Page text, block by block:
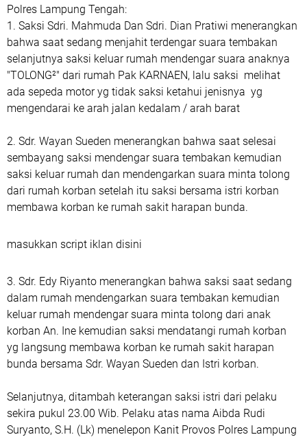
Polres Lampung Tengah:
1. Saksi Sdri. Mahmuda Dan Sdri. Dian Pratiwi menerangkan
bahwa saat sedang menjahit terdengar suara tembakan
selanjutnya saksi keluar rumah mendengar suara anaknya
"TOLONG²" dari rumah Pak KARNAEN, lalu saksi melihat
ada sepeda motor yg tidak saksi ketahui jenisnya yg
mengendarai ke arah jalan kedalam / arah barat
2. Sdr. Wayan Sueden menerangkan bahwa saat selesai
sembayang saksi mendengar suara tembakan kemudian
saksi keluar rumah dan mendengarkan suara minta tolong
dari rumah korban setelah itu saksi bersama istri korban
membawa korban ke rumah sakit harapan bunda.
masukkan script iklan disini
3. Sdr. Edy Riyanto menerangkan bahwa saksi saat sedang
dalam rumah mendengarkan suara tembakan kemudian
keluar rumah mendengar suara minta tolong dari anak
korban An. Ine kemudian saksi mendatangi rumah korban
yg langsung membawa korban ke rumah sakit harapan
bunda bersama Sdr. Wayan Sueden dan Istri korban.
Selanjutnya, ditambah keterangan saksi istri dari pelaku
sekira pukul 23.00 Wib. Pelaku atas nama Aibda Rudi
Suryanto, S.H. (Lk) menelepon Kanit Provos Polres Lampung